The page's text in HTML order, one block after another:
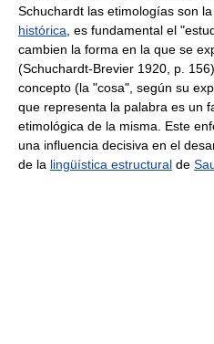
Schuchardt las etimologías son
histórica , es fundamental el
cambien la forma en la que se
(Schuchardt-Brevier 1920, p.
concepto (la "cosa", según su
que representa la palabra es un
etimológica de la misma. Este
una influencia decisiva en el
de la lingüística estructural de